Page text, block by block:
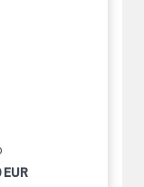
EUR